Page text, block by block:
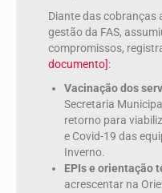
Diante das cobranças
gestão da FAS,
compromissos,
documento]:
Vacinação dos
Secretaria
retorno para
e Covid-19 das
Inverno.
EPIs e orientação
acrescentar na